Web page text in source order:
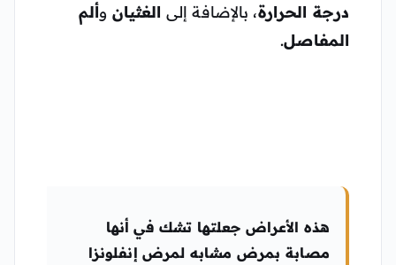
درجة الحرارة، بالإضافة إلى الغثيان وألم
المفاصل.
هذه الأعراض جعلتها تشك في أنها
مصابة بمرض مشابه لمرض إنفلونزا